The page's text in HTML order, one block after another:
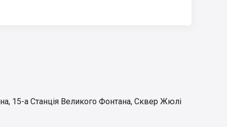
, 15-а Станція Великого Фонтана, Сквер Жюлі